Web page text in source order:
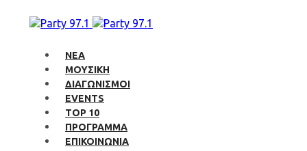
ΝΕΑ
ΜΟΥΣΙΚΗ
ΔΙΑΓΩΝΙΣΜΟΙ
EVENTS
TOP 10
ΠΡΟΓΡΑΜΜΑ
ΕΠΙΚΟΙΝΩΝΙΑ